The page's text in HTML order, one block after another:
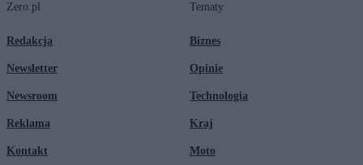
Zero.pl
Redakcja
Newsletter
Newsroom
Reklama
Kontakt
Tematy
Biznes
Opinie
Technologia
Kraj
Moto